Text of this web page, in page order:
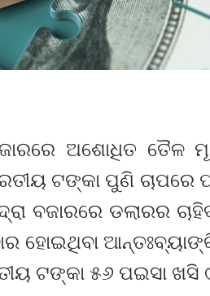
ଅଶୋଧିତ
ଟଙ୍କା ପୁଣି
ବଜାରରେ ଡଲାରର
ହୋଇଥିବା
ଟଙ୍କା ୫୬ ପଇସା